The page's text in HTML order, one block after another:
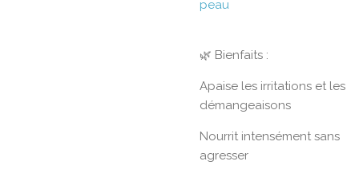
peau
🌿 Bienfaits :
Apaise les irritations et les
démangeaisons
Nourrit intensément sans
agresser